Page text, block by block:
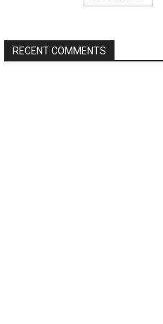
RECENT COMMENTS